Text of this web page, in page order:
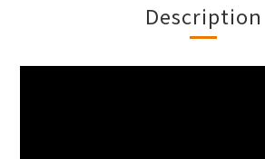
Description